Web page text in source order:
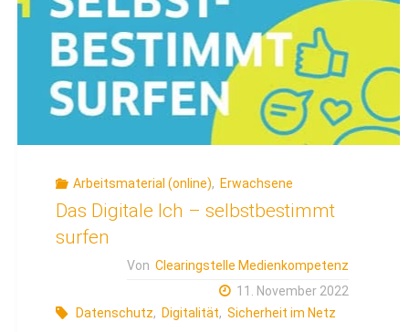
Sicherheit"
Arbeitsmaterial (online), Erwachsene
Das Digitale Ich – selbstbestimmt
surfen
Von Clearingstelle Medienkompetenz
11. November 2022
Datenschutz, Digitalität, Sicherheit im Netz